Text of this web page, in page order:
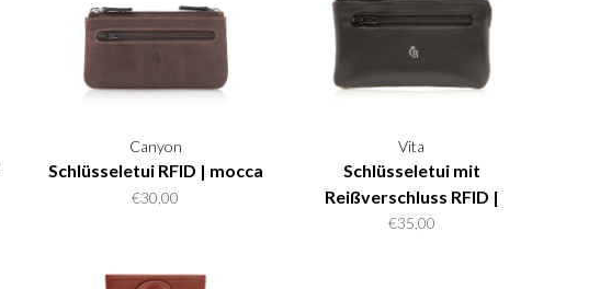
Canyon
Schlüsseletui RFID | mocca
€30,00
Vita
Schlüsseletui mit
Reißverschluss RFID |
schwarz
€35,00